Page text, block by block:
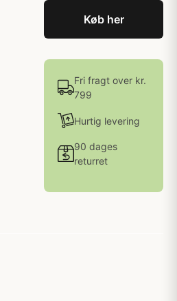
Køb her
Fri fragt over kr.
799
Hurtig levering
90 dages
returret